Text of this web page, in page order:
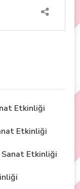
Etkinliği
Etkinliği
Sanat Etkinliği